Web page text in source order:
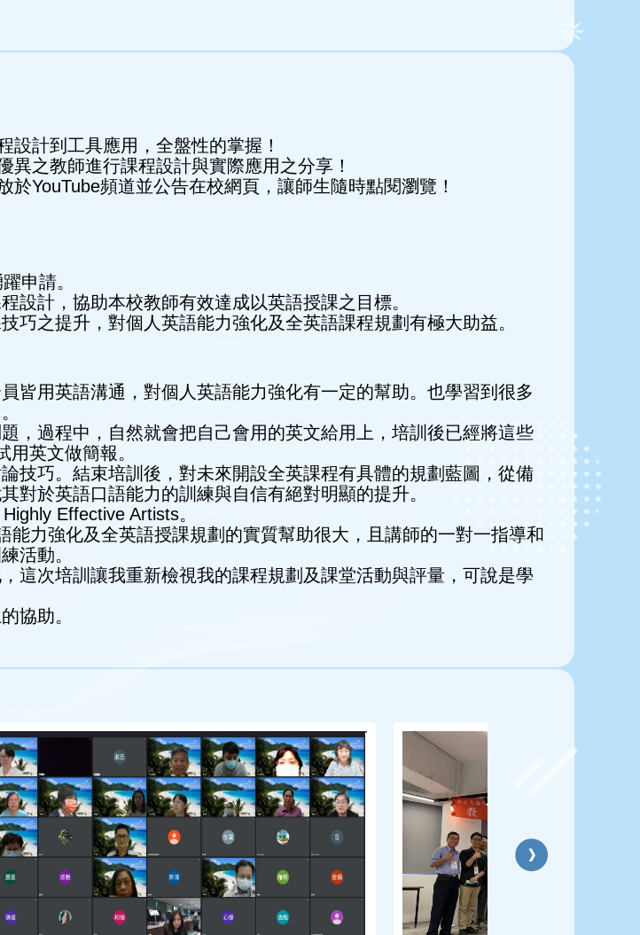
計到工具應用，全盤性的掌握！
之教師進行課程設計與實際應用之分享！
YouTube頻道並公告在校網頁，讓師生隨時點閱瀏覽！
申請。
設計，協助本校教師有效達成以英語授課之目標。
巧之提升，對個人英語能力強化及全英語課程規劃有極大助益。
皆用英語溝通，對個⼈英語能力強化有⼀定的幫助。也學習到很多
，過程中，自然就會把自己會用的英文給用上，培訓後已經將這些
英文做簡報。
技巧。結束培訓後，對未來開設全英課程有具體的規劃藍圖，從備
對於英語口語能力的訓練與自信有絕對明顯的提升。
Effective Artists。
力強化及全英語授課規劃的實質幫助很大，且講師的一對一指導和
活動。
這次培訓讓我重新檢視我的課程規劃及課堂活動與評量，可說是學
協助。